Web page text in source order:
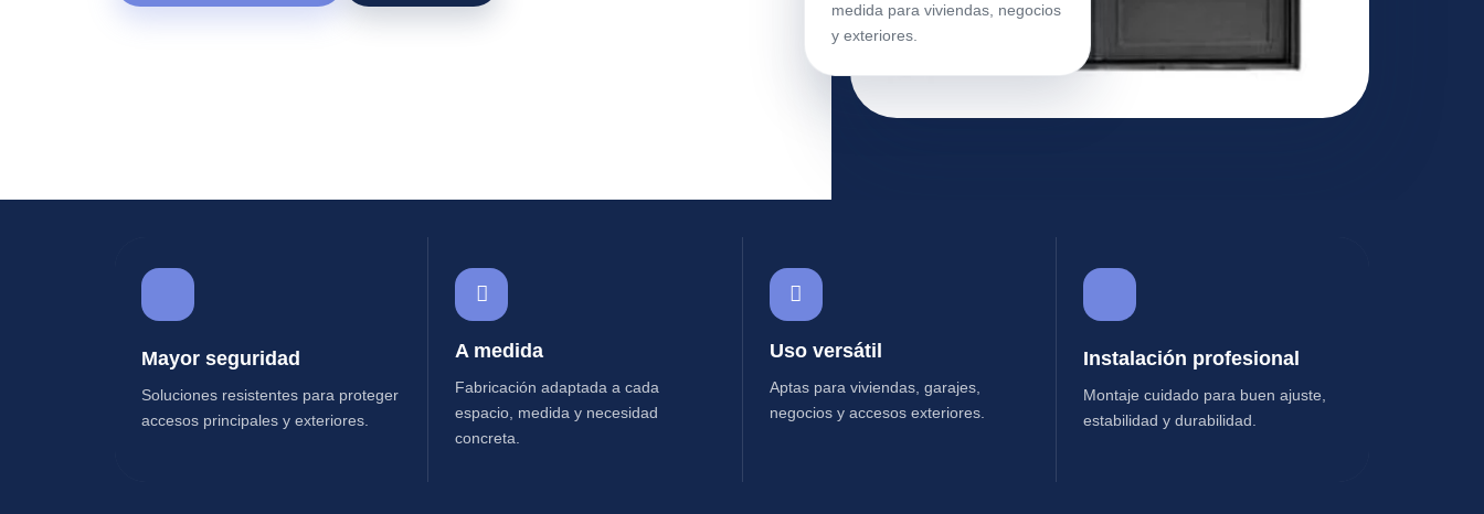
medida para viviendas, negocios
y exteriores.
Mayor seguridad
Soluciones resistentes para proteger
accesos principales y exteriores.
A medida
Fabricación adaptada a cada
espacio, medida y necesidad
concreta.
Uso versátil
Aptas para viviendas, garajes,
negocios y accesos exteriores.
Instalación profesional
Montaje cuidado para buen ajuste,
estabilidad y durabilidad.